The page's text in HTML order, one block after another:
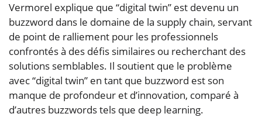
Vermorel explique que “digital twin” est devenu un
buzzword dans le domaine de la supply chain, servant
de point de ralliement pour les professionnels
confrontés à des défis similaires ou recherchant des
solutions semblables. Il soutient que le problème
avec “digital twin” en tant que buzzword est son
manque de profondeur et d’innovation, comparé à
d’autres buzzwords tels que deep learning.